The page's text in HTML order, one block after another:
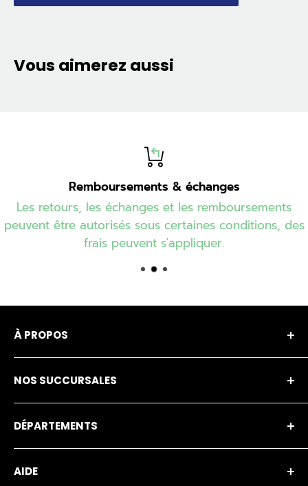
Vous aimerez aussi
Remboursements & échanges
Les retours, les échanges et les remboursements
peuvent être autorisés sous certaines conditions, des
frais peuvent s'appliquer.
À PROPOS
Notre entreprise
Notre histoire
Financement
Nos marques
Carrière
Membres privilège Branchaud
NOS SUCCURSALES
Amos
Buckingham Écono
Gatineau
Maniwaki
DÉPARTEMENTS
Item en solde
Branchaud Écono
AIDE